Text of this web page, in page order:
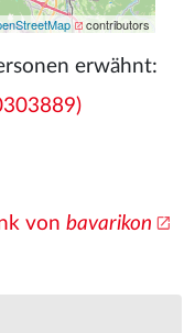
contributors
erwähnt:
von bavarikon